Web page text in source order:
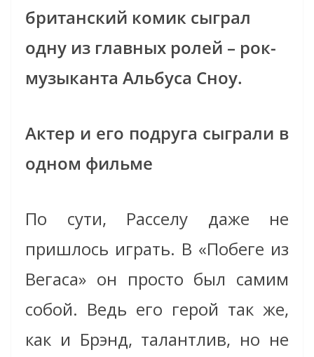
британский комик сыграл
одну из главных ролей – рок-
музыканта Альбуса Сноу.
Актер и его подруга сыграли в
одном фильме
По сути, Расселу даже не
пришлось играть. В «Побеге из
Вегаса» он просто был самим
собой. Ведь его герой так же,
как и Брэнд, талантлив, но не